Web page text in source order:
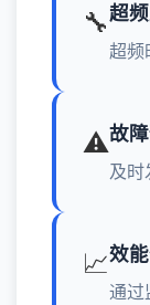
🔧超
超频
⚠️故
及时
📈效
通过